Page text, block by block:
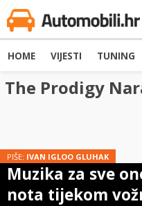
HOME VIJESTI TUNING
The Prodigy
PIŠE: IVAN IGLOO GLUHAK
Muzika za sve
nota tijekom